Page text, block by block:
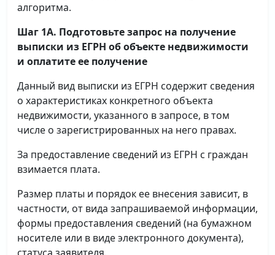
алгоритма.
Шаг 1А. Подготовьте запрос на получение
выписки из ЕГРН об объекте недвижимости
и оплатите ее получение
Данный вид выписки из ЕГРН содержит сведения
о характеристиках конкретного объекта
недвижимости, указанного в запросе, в том
числе о зарегистрированных на него правах.
За предоставление сведений из ЕГРН с граждан
взимается плата.
Размер платы и порядок ее внесения зависит, в
частности, от вида запрашиваемой информации,
формы предоставления сведений (на бумажном
носителе или в виде электронного документа),